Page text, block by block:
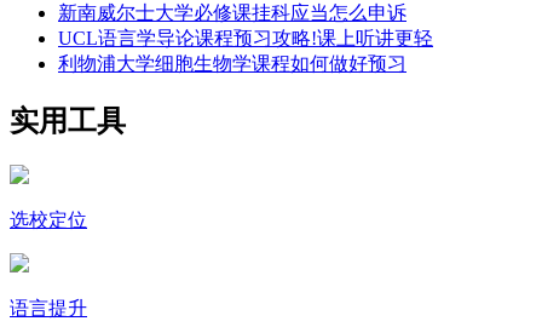
新南威尔士大学必修课挂科应当怎么申诉
UCL语言学导论课程预习攻略!课上听讲更轻
利物浦大学细胞生物学课程如何做好预习
实用工具
选校定位
语言提升